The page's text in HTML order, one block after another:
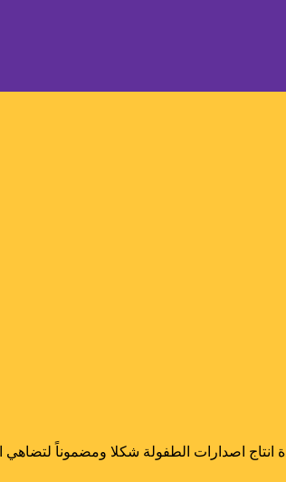
اصدارات الطفولة شكلا ومضموناً لتضاهي